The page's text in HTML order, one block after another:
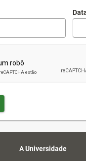
A Universidade